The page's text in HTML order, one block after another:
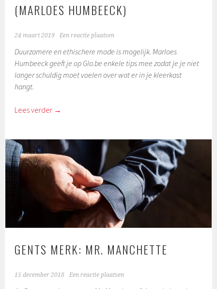
(MARLOES HUMBEECK)
24 maart 2019 Een reactie plaatsen
Duurzamere en ethischere mode is mogelijk. Marloes
Humbeeck geeft je op Glo.be enkele tips mee zodat je je niet
langer schuldig moet voelen over wat er in je kleerkast
hangt.
Lees verder →
GENTS MERK: MR. MANCHETTE
15 december 2018 Een reactie plaatsen